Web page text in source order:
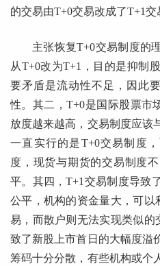
的交易由T+0交易改成了T+1交
主张恢复T+0交易制度的
从T+0改为T+1，目的是抑制
要矛盾是流动性不足，因此
性。其二，T+0是国际股票市
放度越来越高，交易制度应该
一直实行的是T+0交易制度
度，现货与期货的交易制度
平。其四，T+1交易制度导致
公平，机构的资金量大，可以
易，而散户则无法实现类似的
致了新股上市首日的大幅度溢
筹码十分分散，有些机构或个